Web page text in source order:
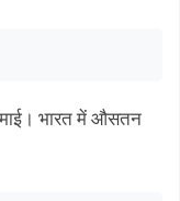
भारत में औसतन